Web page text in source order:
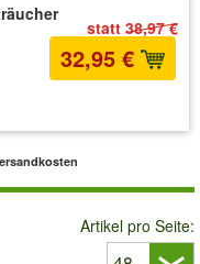
statt 38,97 €
32,95 €
Artikel pro Seite: